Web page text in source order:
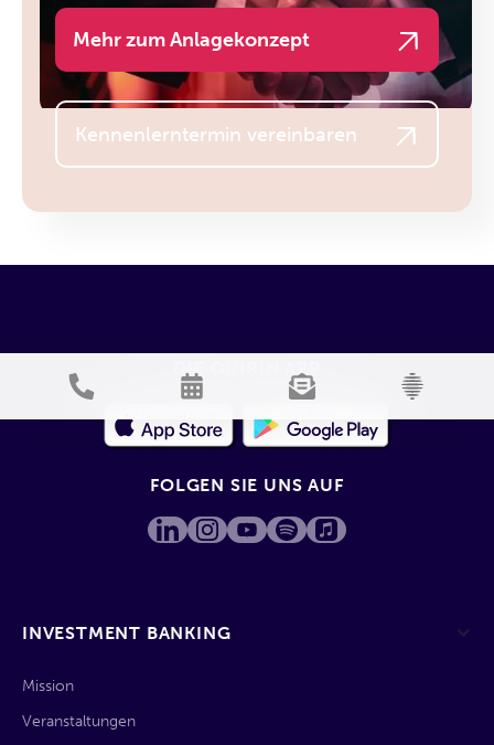
Mehr zum Anlagekonzept
Kennenlerntermin vereinbaren
INVESTMENT BANKING
Mission
Veranstaltungen
DIE QUIRIN APP
FOLGEN SIE UNS AUF